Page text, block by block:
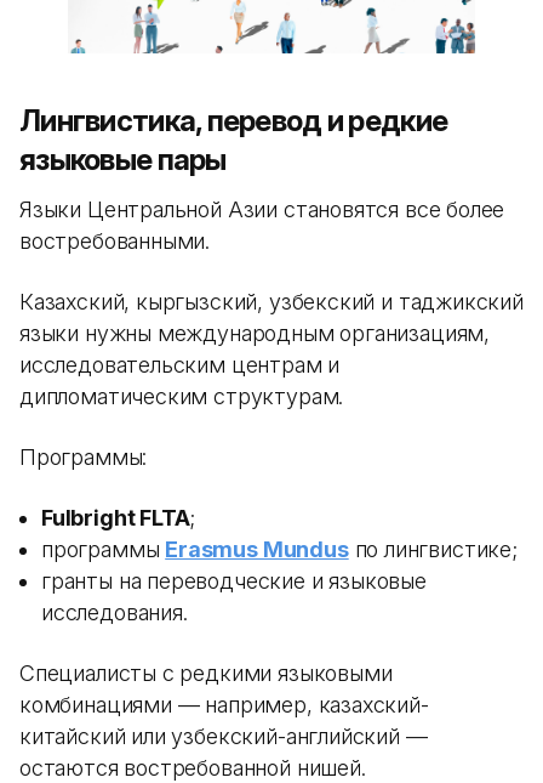
Лингвистика, перевод и редкие
языковые пары
Языки Центральной Азии становятся все более
востребованными.
Казахский, кыргызский, узбекский и таджикский
языки нужны международным организациям,
исследовательским центрам и
дипломатическим структурам.
Программы:
Fulbright FLTA;
программы Erasmus Mundusпо лингвистике;
гранты на переводческие и языковые
исследования.
Специалисты с редкими языковыми
комбинациями — например, казахский-
китайский или узбекский-английский —
остаются востребованной нишей.